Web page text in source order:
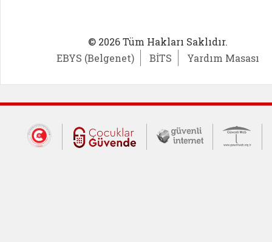
© 2026 Tüm Hakları Saklıdır.
EBYS (Belgenet)
BİTS Yardım Masası
Dış Bağlantılar
Cumhurbaşkanlığı İletişim Merkezi
Çocuklar Güvende (yeni
Güvenli